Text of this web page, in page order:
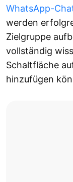
WhatsApp-
werden
Zielgruppe
vollständig
Schaltfläche
hinzufügen